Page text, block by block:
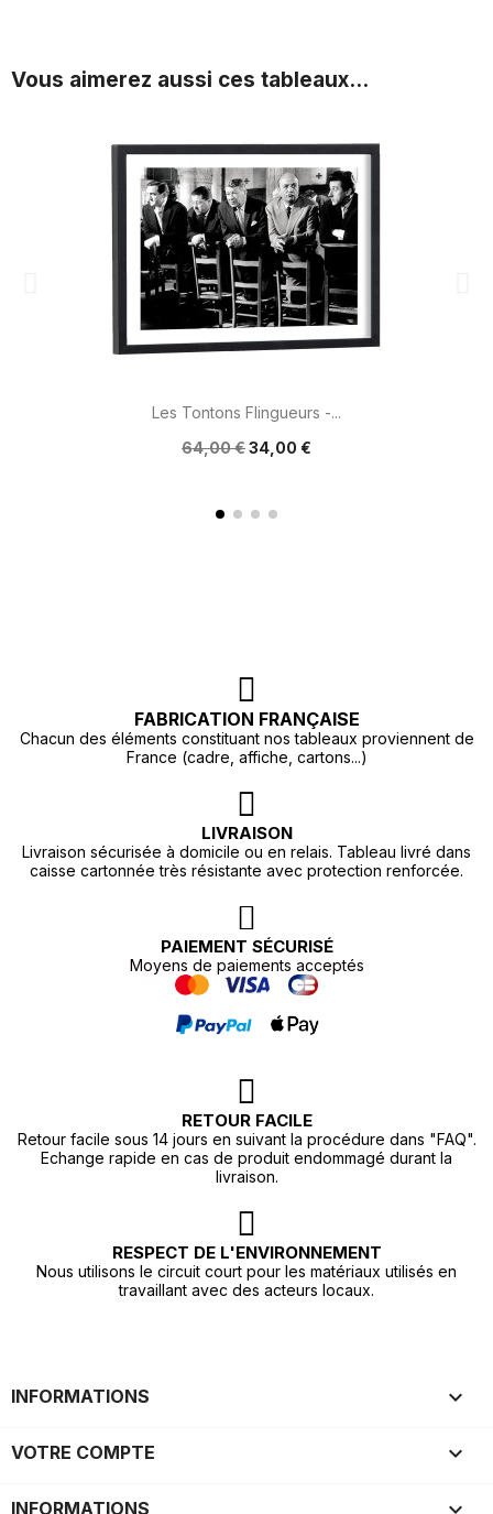
Vous aimerez aussi ces tableaux...
Les Tontons Flingueurs -...
64,00 €34,00 €
FABRICATION FRANÇAISE
Chacun des éléments constituant nos tableaux proviennent de
France (cadre, affiche, cartons...)
LIVRAISON
Livraison sécurisée à domicile ou en relais. Tableau livré dans
caisse cartonnée très résistante avec protection renforcée.
PAIEMENT SÉCURISÉ
Moyens de paiements acceptés
RETOUR FACILE
Retour facile sous 14 jours en suivant la procédure dans "FAQ".
Echange rapide en cas de produit endommagé durant la
livraison.
RESPECT DE L'ENVIRONNEMENT
Nous utilisons le circuit court pour les matériaux utilisés en
travaillant avec des acteurs locaux.
INFORMATIONS 
VOTRE COMPTE 
INFORMATIONS